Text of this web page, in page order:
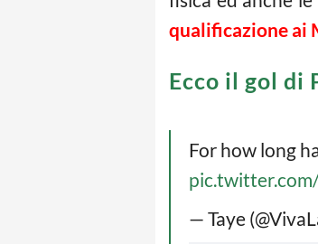
qualificazione ai
Ecco il gol di
For how long
— Taye